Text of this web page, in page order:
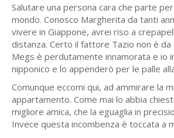
Salutare una persona cara che parte
mondo. Conosco Margherita da tanti
vivere in Giappone, avrei riso a
distanza. Certo il fattore Tazio non è
Megs è perdutamente innamorata e io
nipponico e lo appenderò per le palle
Comunque eccomi qui, ad ammirare la
appartamento. Come mai lo abbia
migliore amica, che la eguaglia in
Invece questa incombenza è toccata a